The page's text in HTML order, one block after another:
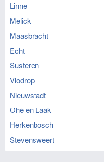
Linne
Melick
Maasbracht
Echt
Susteren
Vlodrop
Nieuwstadt
Ohé en Laak
Herkenbosch
Stevensweert